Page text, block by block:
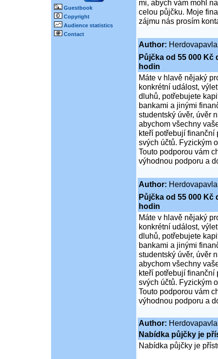
Guestbook
Copyright
Audience statistics
Contact
mi, abych vám mohl
celou půjčku. Moje
zájmu nás prosím
Author: Herdovapavla
Půjčka od 55 000 Kč
hodin
Máte v hlavě nějaký
konkrétní událost,
dluhů, potřebujete
bankami a jinými
studentský úvěr, úvěr
abychom všechny
kteří potřebují finanční
svých účtů. Fyzickým
Touto podporou vám
výhodnou podporu a
Author: Herdovapavla
Půjčka od 55 000 Kč
hodin
Máte v hlavě nějaký
konkrétní událost,
dluhů, potřebujete
bankami a jinými
studentský úvěr, úvěr
abychom všechny
kteří potřebují finanční
svých účtů. Fyzickým
Touto podporou vám
výhodnou podporu a
Author: Herdovapavla
Nabídka půjčky je
Nabídka půjčky je